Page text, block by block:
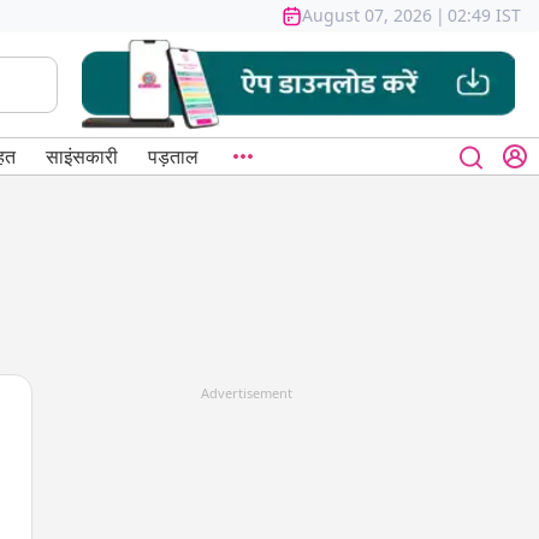
August 07, 2026 | 02:49 IST
साइंसकारी पड़ताल
Advertisement